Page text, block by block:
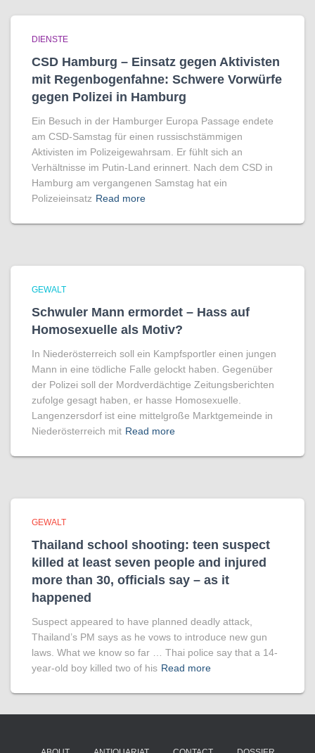
DIENSTE
CSD Hamburg – Einsatz gegen Aktivisten
mit Regenbogen­fahne: Schwere Vorwürfe
gegen Polizei in Hamburg
Ein Besuch in der Hamburger Europa Passage endete
am CSD-Samstag für einen russischstämmigen
Aktivisten im Polizeigewahrsam. Er fühlt sich an
Verhältnisse im Putin-Land erinnert. Nach dem CSD in
Hamburg am vergangenen Samstag hat ein
Polizeieinsatz Read more
GEWALT
Schwuler Mann ermordet – Hass auf
Homo­sexuelle als Motiv?
In Niederösterreich soll ein Kampfsportler einen jungen
Mann in eine tödliche Falle gelockt haben. Gegenüber
der Polizei soll der Mordverdächtige Zeitungsberichten
zufolge gesagt haben, er hasse Homosexuelle.
Langenzersdorf ist eine mittelgroße Marktgemeinde in
Niederösterreich mit Read more
GEWALT
Thailand school shooting: teen suspect
killed at least seven people and injured
more than 30, officials say – as it
happened
Suspect appeared to have planned deadly attack,
Thailand’s PM says as he vows to introduce new gun
laws. What we know so far … Thai police say that a 14-
year-old boy killed two of his Read more